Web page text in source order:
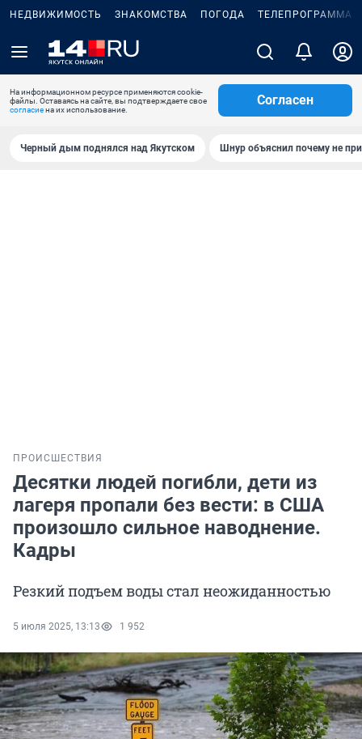
НЕДВИЖИМОСТЬ ЗНАКОМСТВА ПОГОДА ТЕЛЕПРОГРАММА
На информационном ресурсе применяются cookie-
файлы. Оставаясь на сайте, вы подтверждаете свое
согласиена их использование.
Согласен
Черный дым поднялся над Якутском Шнур объяснил почему не
ПРОИСШЕСТВИЯ
Десятки людей погибли, дети из
лагеря пропали без вести: в США
произошло сильное наводнение.
Кадры
Резкий подъем воды стал неожиданностью
5 июля 2025, 13:13 1 952